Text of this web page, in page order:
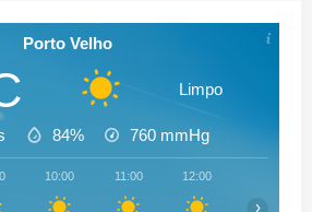
Porto Velho
Limpo
84% 760 mmHg
10:00 11:00 12:00
›